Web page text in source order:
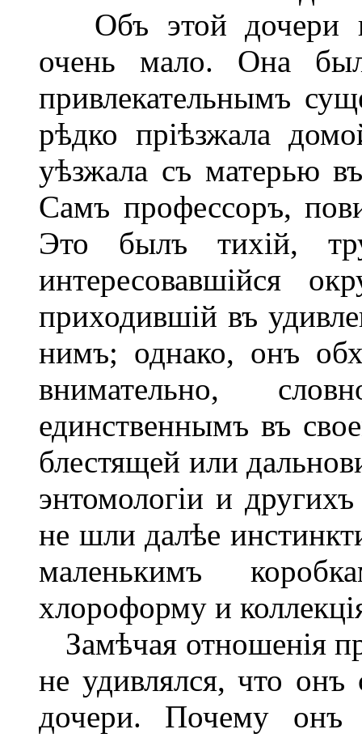
Объ этой дочери
очень мало. Она
привлекательнымъ
рѣдко пріѣзжала
уѣзжала съ матерью
Самъ профессоръ,
Это былъ тихій,
интересовавшійся
приходившій въ
нимъ; однако, онъ
внимательно,
единственнымъ въ
блестящей или
энтомологіи и
не шли далѣе
маленькимъ
хлороформу и
Замѣчая отношенія
не удивлялся, что
дочери. Почему онъ